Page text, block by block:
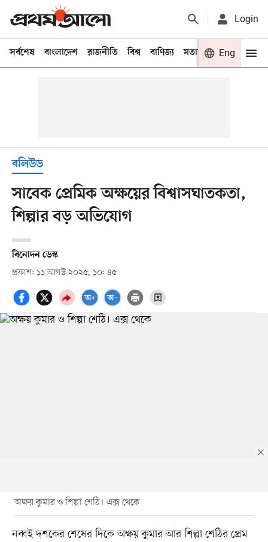
Login
সর্বশেষ বাংলাদেশ রাজনীতি বিশ্ব বাণিজ্য মতামত খেলা
Eng
বলিউড
সাবেক প্রেমিক অক্ষয়ের বিশ্বাসঘাতকতা,
শিল্পার বড় অভিযোগ
বিনোদন ডেস্ক
প্রকাশ: ১১ আগস্ট ২০২৫, ১০: ৪৫
অক্ষয় কুমার ও শিল্পা শেঠি। এক্স থেকে
নব্বই দশকের শেষের দিকে অক্ষয় কুমার আর শিল্পা শেঠির প্রেম